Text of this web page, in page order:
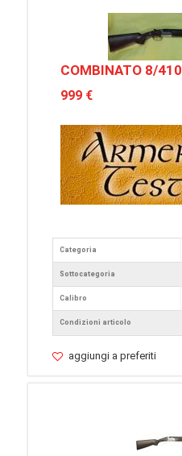
COMBINATO 8/410
999 €
Categoria
Sottocategoria
Calibro
Condizioni articolo
aggiungi a preferiti